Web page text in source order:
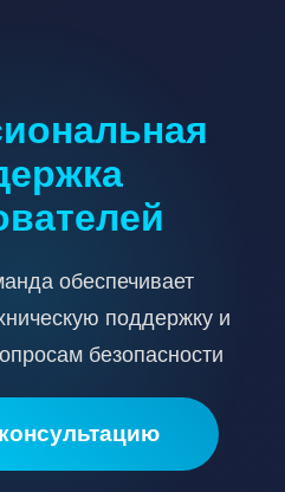
обеспечивает
поддержку и
безопасности